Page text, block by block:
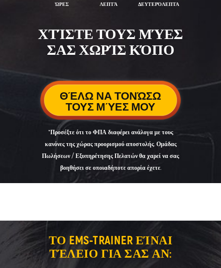
ΏΡΕΣ ΛΕΠΤΆ ΔΕΥΤΕΡΌΛΕΠΤΑ
ΧΤΊΣΤΕ ΤΟΥΣ ΜΎΕΣ
ΣΑΣ ΧΩΡΊΣ ΚΌΠΟ
ΘΈΛΩ ΝΑ ΤΟΝΏΣΩ
ΤΟΥΣ ΜΎΕΣ ΜΟΥ
*Προσέξτε ότι το ΦΠΑ διαφέρει ανάλογα με τους
κανόνες της χώρας προορισμού αποστολής. Ομάδας
Πωλήσεων / Εξυπηρέτησης Πελατών θα χαρεί να σας
βοηθήσει σε οποιαδήποτε απορία έχετε.
ΤΟ EMS-TRAINER ΕΊΝΑΙ
ΤΈΛΕΙΟ ΓΙΑ ΣΑΣ ΑΝ: